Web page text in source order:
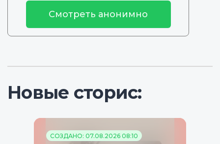
Смотреть анонимно
Новые сторис:
СОЗДАНО: 07.08.2026 08:10